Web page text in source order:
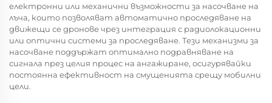
електронни или механични възможности за насочване на
лъча, които позволяват автоматично проследяване на
движещи се дронове чрез интеграция с радиолокационни
или оптични системи за проследяване. Тези механизми за
насочване поддържат оптимално подравняване на
сигнала през целия процес на ангажиране, осигурявайки
постоянна ефективност на смущенията срещу мобилни
цели.